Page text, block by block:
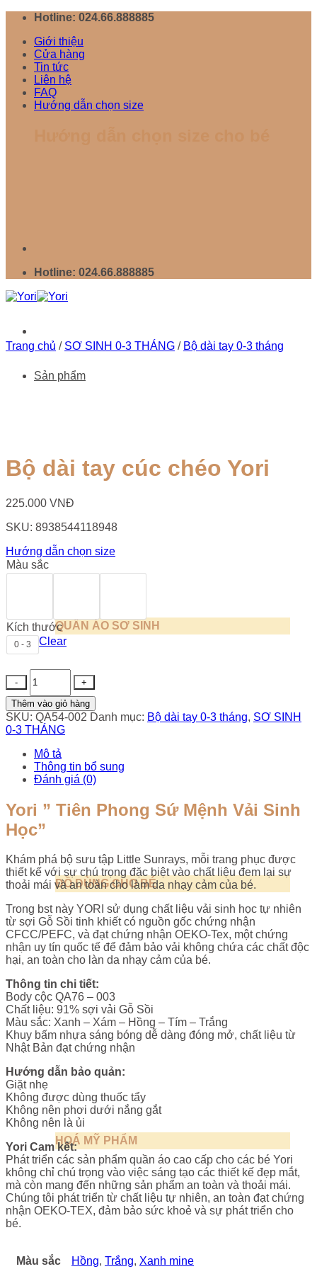
Chuyển
dung
Hotline: 024.66.888885
Giới thiệu
Cửa hàng
Tin tức
Liên hệ
FAQ
Hướng dẫn chọn size
Hotline: 024.66.888885
Sản phẩm
QUẦN ÁO SƠ SINH
ĐỒ DÙNG CHO BÉ
HOÁ MỸ PHẨM
Trang chủ / SƠ SINH 0-3 THÁNG / Bộ dài tay 0-3 tháng
Bộ dài tay cúc chéo Yori
225.000 VNĐ
SKU: 8938544118948
Hướng dẫn chọn size
Màu sắc
Kích thước
0 - 3 Clear
dài
tay
cúc
chéo
Yori
số
lượng
Thêm vào giỏ hàng
SKU: QA54-002 Danh mục: Bộ dài tay 0-3 tháng, SƠ SINH
0-3 THÁNG
Mô tả
Thông tin bổ sung
Đánh giá (0)
Yori ” Tiên Phong Sứ Mệnh Vải Sinh
Học”
Khám phá bộ sưu tập Little Sunrays, mỗi trang phục được
thiết kế với sự chú trọng đặc biệt vào chất liệu đem lại sự
thoải mái và an toàn cho làm da nhạy cảm của bé.
Trong bst này YORI sử dụng chất liệu vải sinh học tự nhiên
từ sợi Gỗ Sồi tinh khiết có nguồn gốc chứng nhận
CFCC/PEFC, và đạt chứng nhận OEKO-Tex, một chứng
nhận uy tín quốc tế để đảm bảo vải không chứa các chất độc
hại, an toàn cho làn da nhạy cảm của bé.
Thông tin chi tiết:
Body cộc QA76 – 003
Chất liệu: 91% sợi vải Gỗ Sồi
Màu sắc: Xanh – Xám – Hồng – Tím – Trắng
Khuy bấm nhựa sáng bóng dễ dàng đóng mở, chất liệu từ
Nhật Bản đạt chứng nhận
Hướng dẫn bảo quản:
Giặt nhẹ
Không được dùng thuốc tẩy
Không nên phơi dưới nắng gắt
Không nên là ủi
Yori Cam kết:
Phát triển các sản phẩm quần áo cao cấp cho các bé Yori
không chỉ chú trọng vào việc sáng tạo các thiết kế đẹp mắt,
mà còn mang đến những sản phẩm an toàn và thoải mái.
Chúng tôi phát triển từ chất liệu tự nhiên, an toàn đạt chứng
nhận OEKO-TEX, đảm bảo sức khoẻ và sự phát triển cho
bé.
Màu sắc Hồng, Trắng, Xanh mine